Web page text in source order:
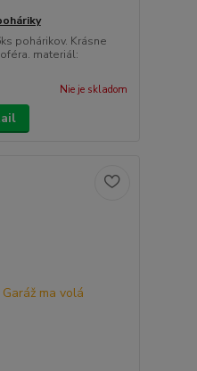
pohárikov. Krásne
materiál:
Nie je skladom